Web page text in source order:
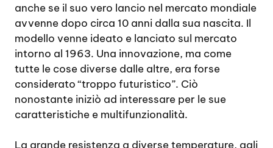
anche se il suo vero lancio nel mercato mondiale
avvenne dopo circa 10 anni dalla sua nascita. Il
modello venne ideato e lanciato sul mercato
intorno al 1963. Una innovazione, ma come
tutte le cose diverse dalle altre, era forse
considerato “troppo futuristico”. Ciò
nonostante iniziò ad interessare per le sue
caratteristiche e multifunzionalità.
La grande resistenza a diverse temperature, agli